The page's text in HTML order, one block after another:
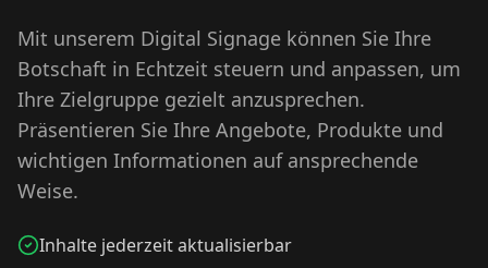
Mit unserem Digital Signage können Sie Ihre
Botschaft in Echtzeit steuern und anpassen, um
Ihre Zielgruppe gezielt anzusprechen.
Präsentieren Sie Ihre Angebote, Produkte und
wichtigen Informationen auf ansprechende
Weise.
Inhalte jederzeit aktualisierbar